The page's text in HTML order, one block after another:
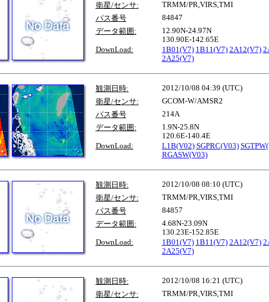
衛星/センサ:
TRMM/PR,VIRS,TMI
パス番号
84847
データ範囲:
12.90N-24.97N
130.90E-142.65E
DownLoad:
1B01(V7) 1B11(V7) 2A12(V7)
2A25(V7)
観測日時:
2012/10/08 04:39 (UTC)
衛星/センサ:
GCOM-W/AMSR2
パス番号
214A
データ範囲:
1.9N-25.8N
120.6E-140.4E
DownLoad:
L1B(V02) SGPRC(V03)
RGASW(V03)
観測日時:
2012/10/08 08:10 (UTC)
衛星/センサ:
TRMM/PR,VIRS,TMI
パス番号
84857
データ範囲:
4.68N-23.09N
130.23E-152.85E
DownLoad:
1B01(V7) 1B11(V7) 2A12(V7)
2A25(V7)
観測日時:
2012/10/08 16:21 (UTC)
衛星/センサ:
TRMM/PR,VIRS,TMI